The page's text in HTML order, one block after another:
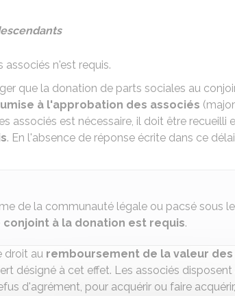
associés n'est requis.
que la donation de parts sociales au
à l'approbation des associés
associés est nécessaire, il doit être recueilli
. En l'absence de réponse écrite dans ce
de la communauté légale ou pacsé sous
à la donation est requis.
droit au remboursement de la valeur
désigné à cet effet. Les associés disposent
d'agrément, pour acquérir ou faire